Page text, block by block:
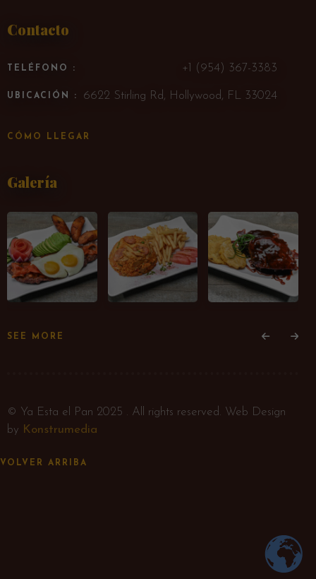
Contacto
TELÉFONO : +1 (954) 367-3383
UBICACIÓN : 6622 Stirling Rd, Hollywood, FL 33024
CÓMO LLEGAR
Galería
SEE MORE
© Ya Esta el Pan 2025 . All rights reserved. Web Design
by Konstrumedia
VOLVER ARRIBA